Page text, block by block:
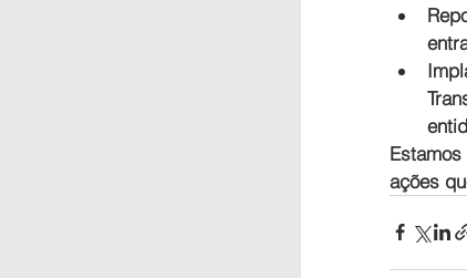
ações